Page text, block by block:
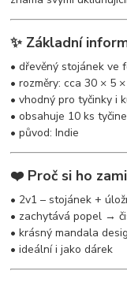
✨ Základní
• dřevěný stojánek ve
• rozměry: cca 30 × 5
• vhodný pro tyčinky i
• obsahuje 10 ks
• původ: Indie
❤️ Proč si ho
• 2v1 – stojánek +
• zachytává popel →
• krásný mandala
• ideální i jako dárek